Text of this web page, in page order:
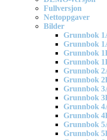
Fullversjon
Nettoppgaver
Bilder
Grunnbok
Grunnbok
Grunnbok
Grunnbok
Grunnbok
Grunnbok
Grunnbok
Grunnbok
Grunnbok
Grunnbok
Grunnbok
Grunnbok